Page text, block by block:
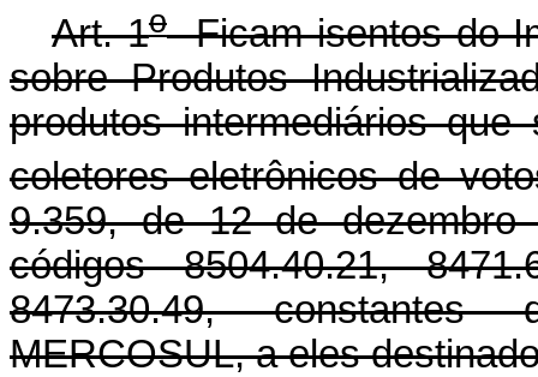
Art. 1oFicam isentos do
sobre Produtos
produtos intermediários
coletores eletrônicos de
9.359, de 12 de
códigos 8504.40.21,
8473.30.49,
MERCOSUL, a eles